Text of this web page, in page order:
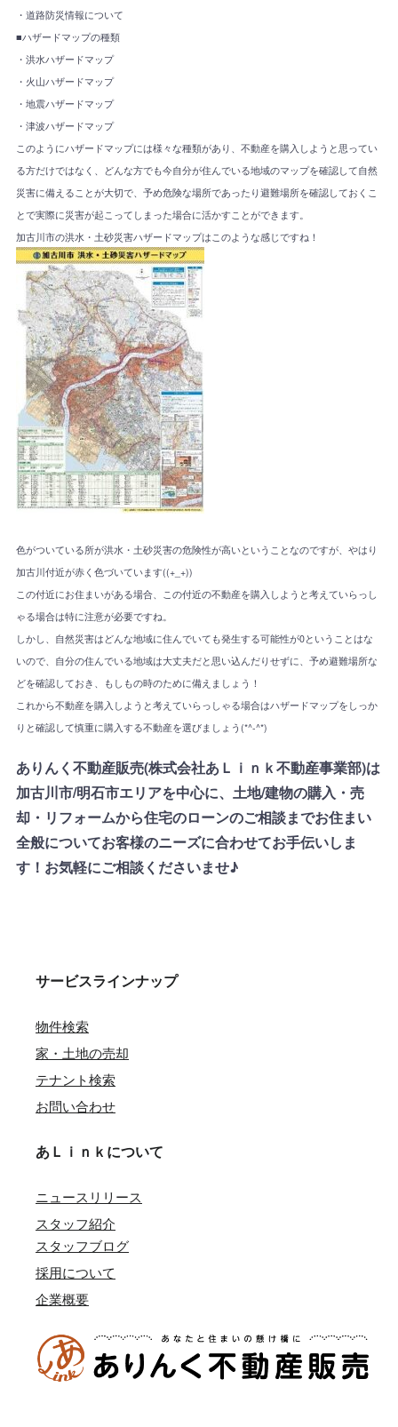
・道路防災情報について
■ハザードマップの種類
・洪水ハザードマップ
・火山ハザードマップ
・地震ハザードマップ
・津波ハザードマップ
このようにハザードマップには様々な種類があり、不動産を購入しようと思ってい
る方だけではなく、どんな方でも今自分が住んでいる地域のマップを確認して自然
災害に備えることが大切で、予め危険な場所であったり避難場所を確認しておくこ
とで実際に災害が起こってしまった場合に活かすことができます。
加古川市の洪水・土砂災害ハザードマップはこのような感じですね！
色がついている所が洪水・土砂災害の危険性が高いということなのですが、やはり
加古川付近が赤く色づいています((+_+))
この付近にお住まいがある場合、この付近の不動産を購入しようと考えていらっし
ゃる場合は特に注意が必要ですね。
しかし、自然災害はどんな地域に住んでいても発生する可能性が0ということはな
いので、自分の住んでいる地域は大丈夫だと思い込んだりせずに、予め避難場所な
どを確認しておき、もしもの時のために備えましょう！
これから不動産を購入しようと考えていらっしゃる場合はハザードマップをしっか
りと確認して慎重に購入する不動産を選びましょう(*^-^*)
ありんく不動産販売(株式会社あＬｉｎｋ不動産事業部)は
加古川市/明石市エリアを中心に、土地/建物の購入・売
却・リフォームから住宅のローンのご相談までお住まい
全般についてお客様のニーズに合わせてお手伝いしま
す！お気軽にご相談くださいませ♪
サービスラインナップ
物件検索
家・土地の売却
テナント検索
お問い合わせ
あＬｉｎｋについて
ニュースリリース
スタッフ紹介
スタッフブログ
採用について
企業概要